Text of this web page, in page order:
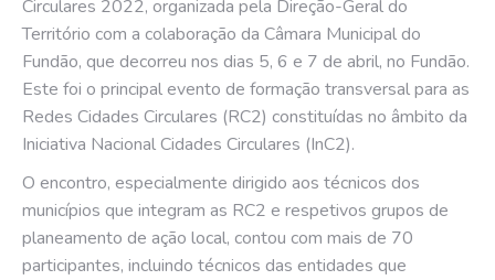
Circulares 2022, organizada pela Direção-Geral do
Território com a colaboração da Câmara Municipal do
Fundão, que decorreu nos dias 5, 6 e 7 de abril, no Fundão.
Este foi o principal evento de formação transversal para as
Redes Cidades Circulares (RC2) constituídas no âmbito da
Iniciativa Nacional Cidades Circulares (InC2).
O encontro, especialmente dirigido aos técnicos dos
municípios que integram as RC2 e respetivos grupos de
planeamento de ação local, contou com mais de 70
participantes, incluindo técnicos das entidades que